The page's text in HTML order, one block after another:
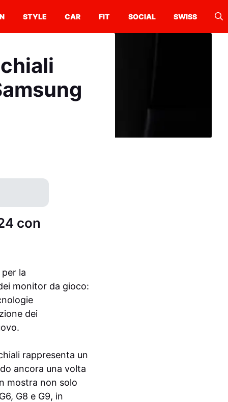
STYLE CAR FIT SOCIAL SWISS
con
la
monitor da gioco:
dei
rappresenta un
ancora una volta
mostra non solo
G8 e G9, in